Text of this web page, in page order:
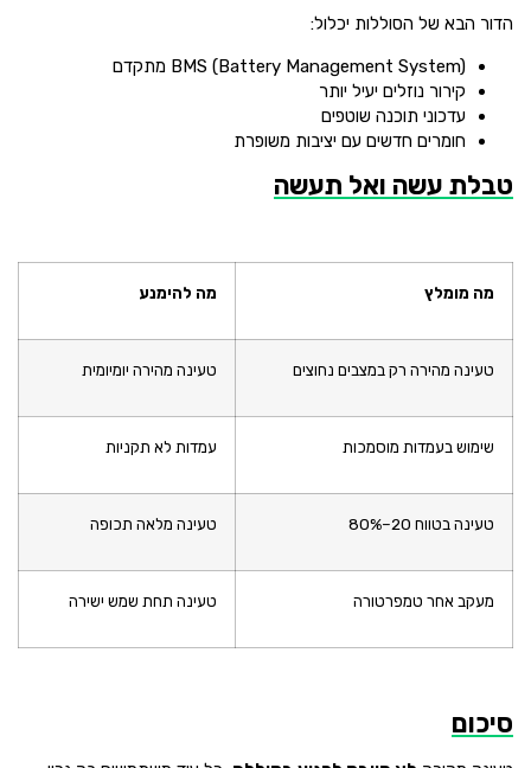
הדור הבא של הסוללות יכלול:
BMS (Battery Management System) מתקדם
קירור נוזלים יעיל יותר
עדכוני תוכנה שוטפים
חומרים חדשים עם יציבות משופרת
טבלת עשה ואל תעשה
מה מומלץ מה להימנע
טעינה מהירה רק במצבים נחוצים טעינה מהירה יומיומית
שימוש בעמדות מוסמכות עמדות לא תקניות
טעינה בטווח 20–80% טעינה מלאה תכופה
מעקב אחר טמפרטורה טעינה תחת שמש ישירה
סיכום